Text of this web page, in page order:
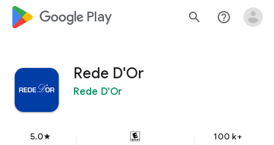
google_logo Play search help_outline
Rede D'Or
Rede D'Or
5.0star 100 k+